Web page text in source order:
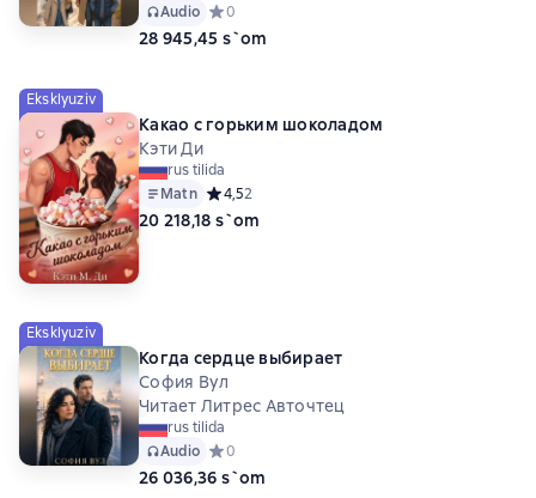
Audio Средний рейтинг 0 на основе 0 оценок
0
28 945,45 s`om
Eksklyuziv
Какао с горьким шоколадом
Кэти Ди
rus tilida
Matn Средний рейтинг 4,5 на основе 2 оценок
4,52
20 218,18 s`om
Eksklyuziv
Когда сердце выбирает
София Вул
Читает Литрес Авточтец
rus tilida
Audio Средний рейтинг 0 на основе 0 оценок
0
26 036,36 s`om